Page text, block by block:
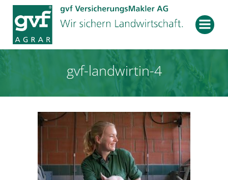
Zum
Inhalt
springen
gvf-landwirtin-4